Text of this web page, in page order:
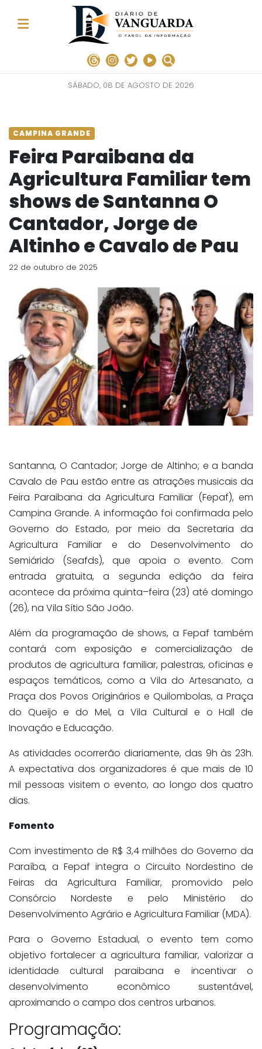
SÁBADO, 08 DE AGOSTO DE 2026
CAMPINA GRANDE
Feira Paraibana da
Agricultura Familiar tem
shows de Santanna O
Cantador, Jorge de
Altinho e Cavalo de Pau
22 de outubro de 2025
Santanna, O Cantador; Jorge de Altinho; e a banda
Cavalo de Pau estão entre as atrações musicais da
Feira Paraibana da Agricultura Familiar (Fepaf), em
Campina Grande. A informação foi confirmada pelo
Governo do Estado, por meio da Secretaria da
Agricultura Familiar e do Desenvolvimento do
Semiárido (Seafds), que apoia o evento. Com
entrada gratuita, a segunda edição da feira
acontece da próxima quinta–feira (23) até domingo
(26), na Vila Sítio São João.
Além da programação de shows, a Fepaf também
contará com exposição e comercialização de
produtos de agricultura familiar, palestras, oficinas e
espaços temáticos, como a Vila do Artesanato, a
Praça dos Povos Originários e Quilombolas, a Praça
do Queijo e do Mel, a Vila Cultural e o Hall de
Inovação e Educação.
As atividades ocorrerão diariamente, das 9h às 23h.
A expectativa dos organizadores é que mais de 10
mil pessoas visitem o evento, ao longo dos quatro
dias.
Fomento
Com investimento de R$ 3,4 milhões do Governo da
Paraíba, a Fepaf integra o Circuito Nordestino de
Feiras da Agricultura Familiar, promovido pelo
Consórcio Nordeste e pelo Ministério do
Desenvolvimento Agrário e Agricultura Familiar (MDA).
Para o Governo Estadual, o evento tem como
objetivo fortalecer a agricultura familiar, valorizar a
identidade cultural paraibana e incentivar o
desenvolvimento econômico sustentável,
aproximando o campo dos centros urbanos.
Programação: